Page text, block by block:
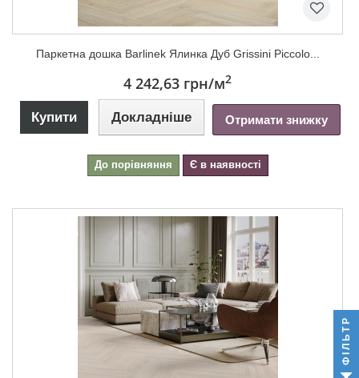
Паркетна дошка Barlinek Ялинка Дуб Grissini Piccolo...
4 242,63 грн/м2
Купити Докладніше Отримати знижку
До порівняння Є в наявності
ФІЛЬТР